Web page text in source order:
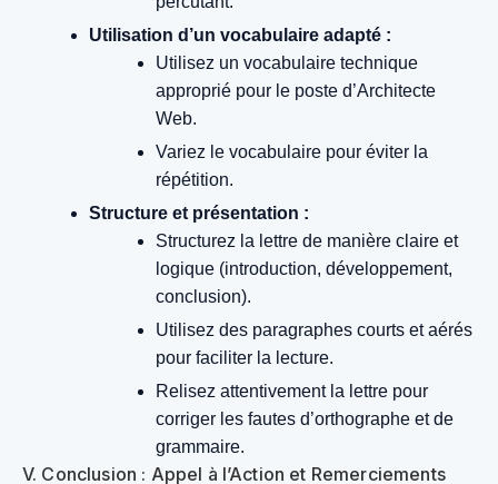
Utilisation d’un vocabulaire adapté :
Utilisez un vocabulaire technique
approprié pour le poste d’Architecte
Web.
Variez le vocabulaire pour éviter la
répétition.
Structure et présentation :
Structurez la lettre de manière claire et
logique (introduction, développement,
conclusion).
Utilisez des paragraphes courts et aérés
pour faciliter la lecture.
Relisez attentivement la lettre pour
corriger les fautes d’orthographe et de
grammaire.
V. Conclusion : Appel à l’Action et Remerciements